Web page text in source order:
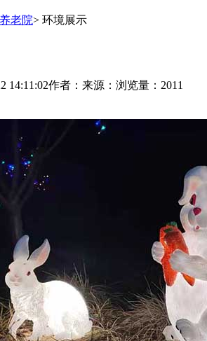
老院> 环境展示
14:11:02作者： 来源： 浏览量：2011